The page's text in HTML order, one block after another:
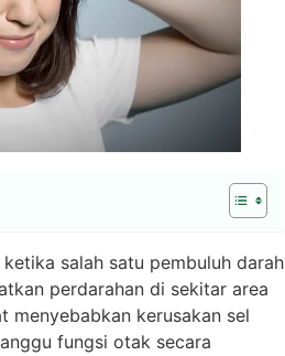
salah satu pembuluh darah
perdarahan di sekitar area
menyebabkan kerusakan sel
fungsi otak secara